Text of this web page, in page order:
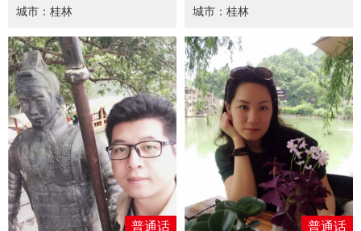
城市：桂林
城市：桂林
普通话 普通话